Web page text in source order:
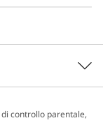
controllo parentale,